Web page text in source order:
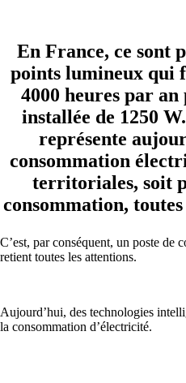
En France, ce sont
points lumineux qui
4000 heures par an
installée de 1250
représente
consommation
territoriales, soit
consommation,
C’est, par conséquent, un poste de
retient toutes les attentions.
Aujourd’hui, des technologies
la consommation d’électricité.